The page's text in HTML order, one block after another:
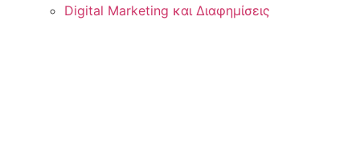
Digital Marketing και Διαφημίσεις